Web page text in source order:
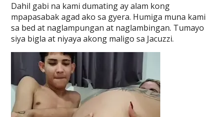
Dahil gabi na kami dumating ay alam kong
mpapasabak agad ako sa gyera. Humiga muna kami
sa bed at naglampungan at naglambingan. Tumayo
siya bigla at niyaya akong maligo sa Jacuzzi.